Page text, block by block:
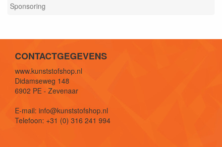
Sponsoring
CONTACTGEGEVENS
www.kunststofshop.nl
Didamseweg 148
6902 PE - Zevenaar
E-mail: info@kunststofshop.nl
Telefoon: +31 (0) 316 241 994